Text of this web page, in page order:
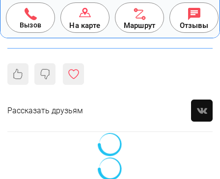
Вызов На карте Маршрут Отзывы
Рассказать друзьям